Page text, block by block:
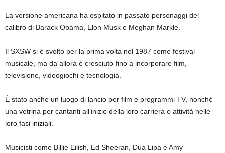
La versione americana ha ospitato in passato personaggi del
calibro di Barack Obama, Elon Musk e Meghan Markle.
Il SXSW si è svolto per la prima volta nel 1987 come festival
musicale, ma da allora è cresciuto fino a incorporare film,
televisione, videogiochi e tecnologia.
È stato anche un luogo di lancio per film e programmi TV, nonché
una vetrina per cantanti all’inizio della loro carriera e attività nelle
loro fasi iniziali.
Musicisti come Billie Eilish, Ed Sheeran, Dua Lipa e Amy